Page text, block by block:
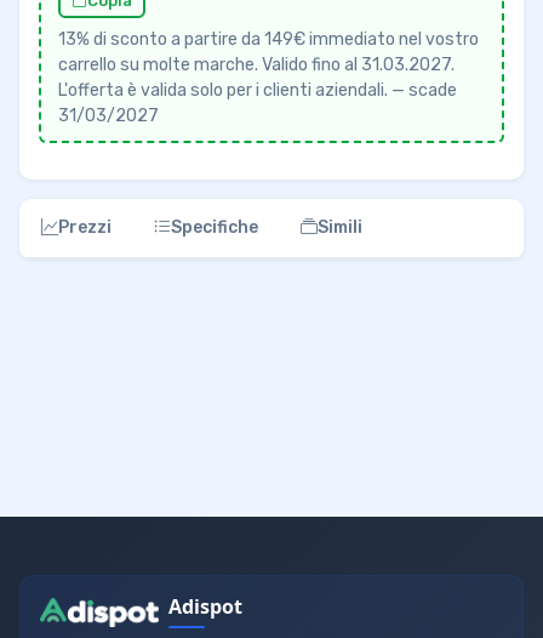
13% di sconto a partire da 149€ immediato nel vostro
carrello su molte marche. Valido fino al 31.03.2027.
L'offerta è valida solo per i clienti aziendali. — scade
31/03/2027
Prezzi Specifiche Simili
Adispot